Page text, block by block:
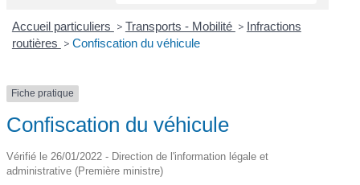
Accueil particuliers > Transports - Mobilité > Infractions
routières > Confiscation du véhicule
Fiche pratique
Confiscation du véhicule
Vérifié le 26/01/2022 - Direction de l'information légale et
administrative (Première ministre)